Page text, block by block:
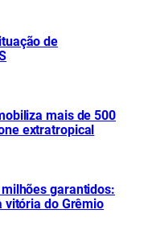
de
mais de 500
extratropical
garantidos:
vitória do Grêmio